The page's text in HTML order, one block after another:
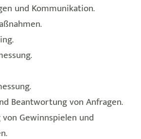
und Kommunikation.
Beantwortung von Anfragen.
Gewinnspielen und